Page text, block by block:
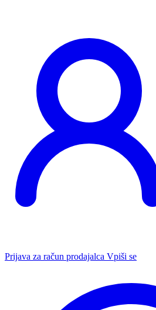
Prijava za račun prodajalca Vpiši se